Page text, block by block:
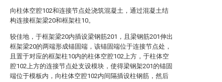
向柱体空腔102和连接节点处浇筑混凝土，通过混凝土结
构连接框架梁20和框架柱10。
较佳地，于框架梁20内插设梁钢筋201，且梁钢筋201伸出
框架梁20的两端形成锚固端，该锚固端位于连接节点处，
且置于对应的框架柱10内的柱体空腔102上方，于柱体空
腔102上方的连接节点处支设模块，使得梁钢架201的锚固
端位于模板内，向柱体空腔102内间隔插设柱钢筋，然后